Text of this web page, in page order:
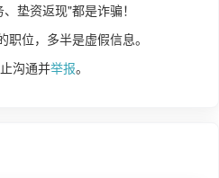
垫资返现"都是诈骗！
位，多半是虚假信息。
沟通并举报。